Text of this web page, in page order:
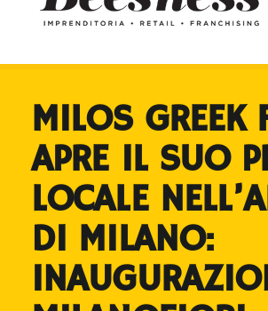
MILOS GREEK
APRE IL SUO
LOCALE
DI MILANO: